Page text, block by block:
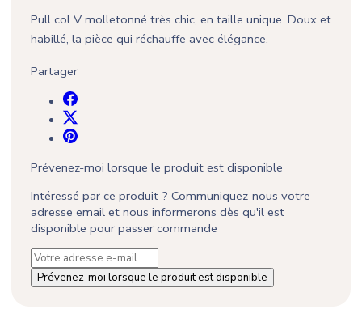
Pull col V molletonné très chic, en taille unique. Doux et
habillé, la pièce qui réchauffe avec élégance.
Partager
Prévenez-moi lorsque le produit est disponible
Intéressé par ce produit ? Communiquez-nous votre
adresse email et nous informerons dès qu'il est
disponible pour passer commande
Prévenez-moi lorsque le produit est disponible